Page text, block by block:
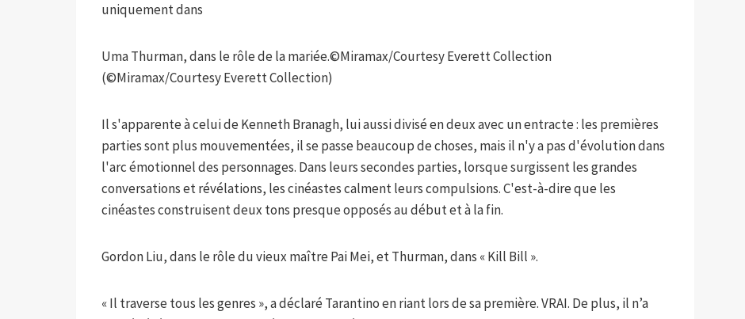
uniquement dans
Uma Thurman, dans le rôle de la mariée.©Miramax/Courtesy Everett Collection
(©Miramax/Courtesy Everett Collection)
Il s'apparente à celui de Kenneth Branagh, lui aussi divisé en deux avec un entracte : les premières
parties sont plus mouvementées, il se passe beaucoup de choses, mais il n'y a pas d'évolution dans
l'arc émotionnel des personnages. Dans leurs secondes parties, lorsque surgissent les grandes
conversations et révélations, les cinéastes calment leurs compulsions. C'est-à-dire que les
cinéastes construisent deux tons presque opposés au début et à la fin.
Gordon Liu, dans le rôle du vieux maître Pai Mei, et Thurman, dans « Kill Bill ».
« Il traverse tous les genres », a déclaré Tarantino en riant lors de sa première. VRAI. De plus, il n’a